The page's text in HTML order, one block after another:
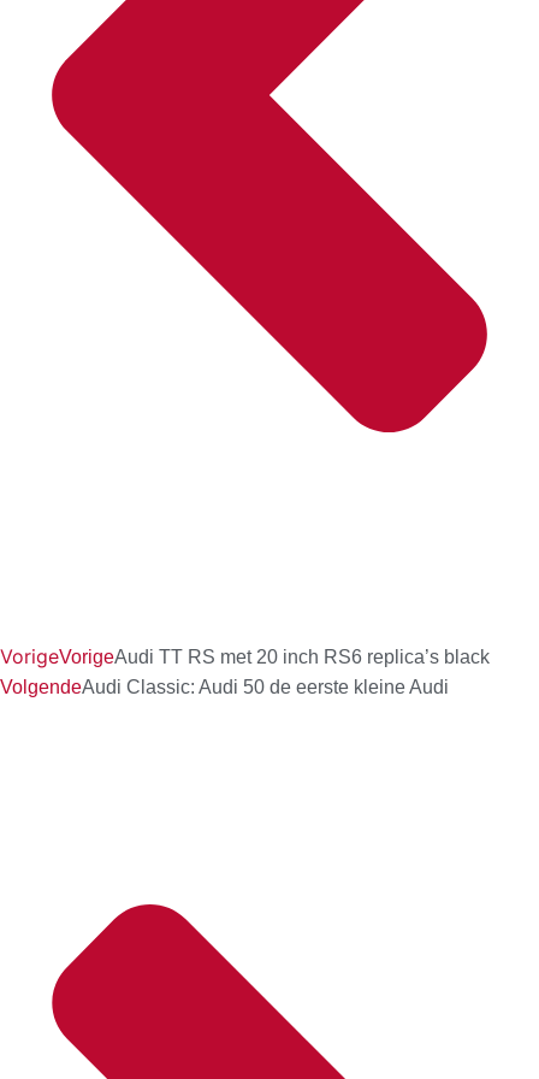
VorigeVorigeAudi TT RS met 20 inch RS6 replica’s black
VolgendeAudi Classic: Audi 50 de eerste kleine Audi